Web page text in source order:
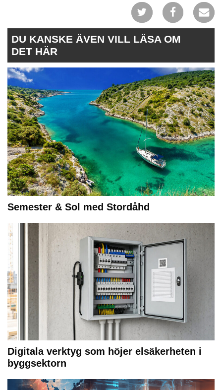
DU KANSKE ÄVEN VILL LÄSA OM
DET HÄR
Semester & Sol med Stordåhd
Digitala verktyg som höjer elsäkerheten i
byggsektorn